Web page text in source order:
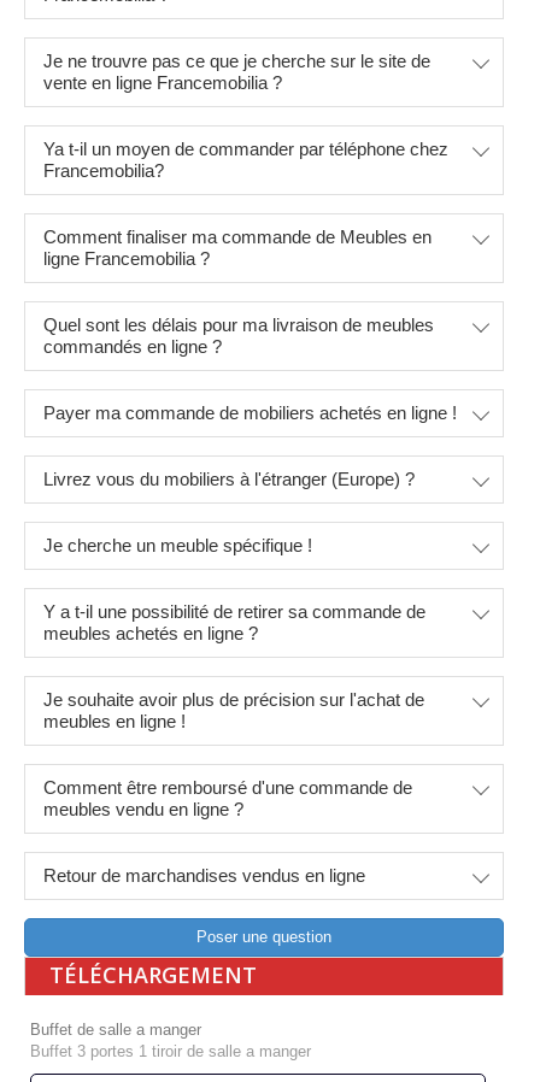
Je ne trouvre pas ce que je cherche sur le site de
vente en ligne Francemobilia ?
Ya t-il un moyen de commander par téléphone chez
Francemobilia?
Comment finaliser ma commande de Meubles en
ligne Francemobilia ?
Quel sont les délais pour ma livraison de meubles
commandés en ligne ?
Payer ma commande de mobiliers achetés en ligne !
Livrez vous du mobiliers à l'étranger (Europe) ?
Je cherche un meuble spécifique !
Y a t-il une possibilité de retirer sa commande de
meubles achetés en ligne ?
Je souhaite avoir plus de précision sur l'achat de
meubles en ligne !
Comment être remboursé d'une commande de
meubles vendu en ligne ?
Retour de marchandises vendus en ligne
Poser une question
TÉLÉCHARGEMENT
Buffet de salle a manger
Buffet 3 portes 1 tiroir de salle a manger